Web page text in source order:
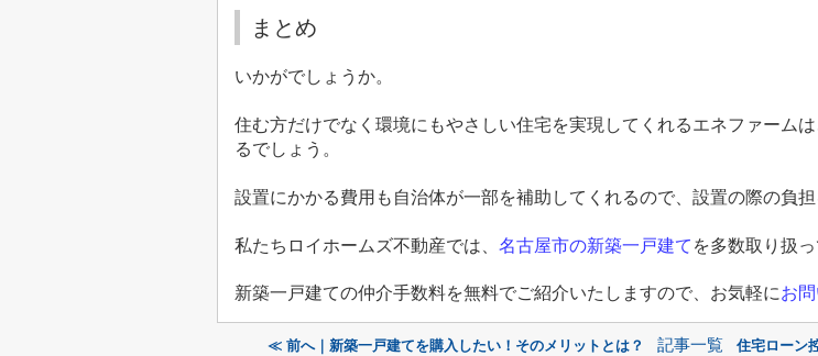
まとめ
いかがでしょうか。
住む方だけでなく環境にもやさしい住宅を実現してくれるエネファーム
るでしょう。
設置にかかる費用も自治体が一部を補助してくれるので、設置の際の負担
私たちロイホームズ不動産では、 名古屋市の新築一 戸建て を多数取り扱っ
新築一戸建ての仲介手数料を無料でご紹介いたしますので、お気軽にお問
≪ 前へ｜新築一戸建てを購入したい！そのメリットとは？ 記事一覧 住宅ローン